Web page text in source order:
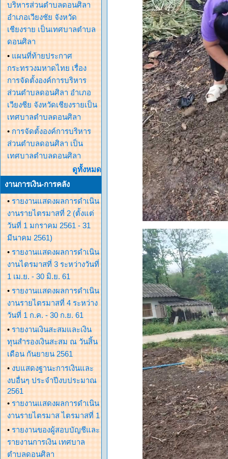
บริหารส่วนตำบลดอนศิลา
อำเภอเวียงชัย จังหวัด
เชียงราย เป็นเทศบาลตำบล
ดอนศิลา
• แผนที่ท้ายประกาศ
กระทรวงมหาดไทย เรื่อง
การจัดตั้งองค์การบริหาร
ส่วนตำบลดอนศิลา อำเภอ
เวียงชีย จังหวัดเชียงรายเป็น
เทศบาลตำบลดอนศิลา
• การจัดตั้งองค์การบริหาร
ส่วนตำบลดอนศิลา เป็น
เทศบาลตำบลดอนศิลา
ดูทั้งหมด
งานการเงิน-การคลัง
• รายงานแสดงผลการดำเนิน
งานรายไตรมาสที่ 2 (ตั้งแต่
วันที่ 1 มกราคม 2561 - 31
มีนาคม 2561)
• รายงานแสดงผลการดำเนิน
งานไตรมาสที่ 3 ระหว่างวันที่
1 เม.ย. - 30 มิ.ย. 61
• รายงานแสดงผลการดำเนิน
งานรายไตรมาสที่ 4 ระหว่าง
วันที่ 1 ก.ค. - 30 ก.ย. 61
• รายงานเงินสะสมและเงิน
ทุนสำรองเงินสะสม ณ วันสิ้น
เดือน กันยายน 2561
• งบแสดงฐานะการเงินและ
งบอื่นๆ ประจำปีงบประมาณ
2561
• รายงานแสดงผลการดำเนิน
งานรายไตรมาส ไตรมาสที่ 1
• รายงานของผู้สอบบัญชีและ
รายงานการเงิน เทศบาล
ตำบลดอนศิลา